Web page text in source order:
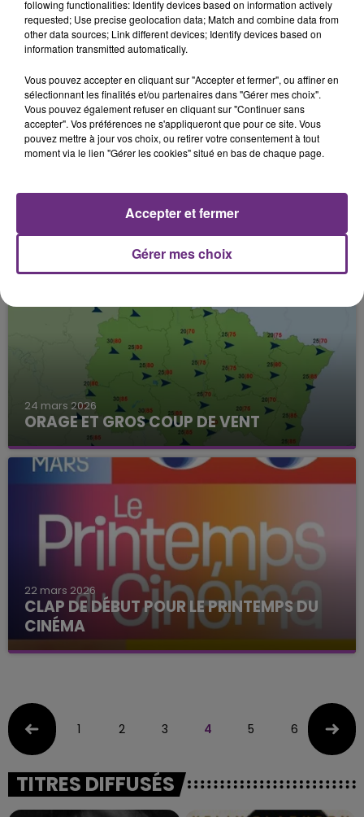
MOYENS… :LES ENSEIGNANTS SE...
MOINS DE SAISIES MASSIVES, UN TRAFIC
QUI SE FRAGMENTE : LES DOUANES...
24 mars 2026
ORAGE ET GROS COUP DE VENT
22 mars 2026
CLAP DE DÉBUT POUR LE PRINTEMPS DU
CINÉMA
1 2 3 4 5 6 7
TITRES DIFFUSÉS
following functionalities: Identify devices based on information actively
requested; Use precise geolocation data; Match and combine data from
other data sources; Link different devices; Identify devices based on
information transmitted automatically.
Vous pouvez accepter en cliquant sur "Accepter et fermer", ou affiner en
sélectionnant les finalités et/ou partenaires dans "Gérer mes choix".
Vous pouvez également refuser en cliquant sur "Continuer sans
accepter". Vos préférences ne s'appliqueront que pour ce site. Vous
pouvez mettre à jour vos choix, ou retirer votre consentement à tout
moment via le lien "Gérer les cookies" situé en bas de chaque page.
Gérer mes choix
Accepter et fermer